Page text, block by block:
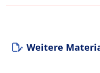
Weitere